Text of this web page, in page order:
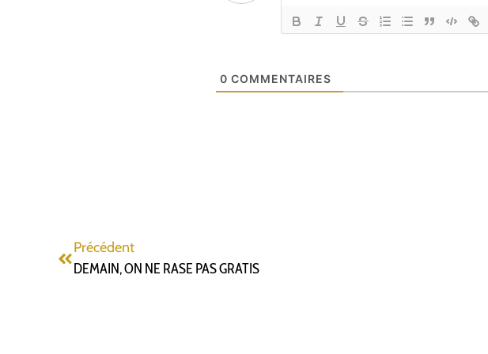
0 COMMENTAIRES
Précédent
DEMAIN, ON NE RASE PAS GRATIS